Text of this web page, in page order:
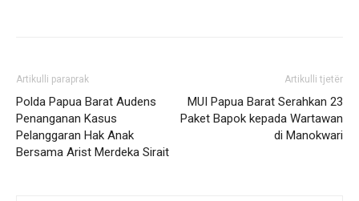
Artikulli paraprak
Polda Papua Barat Audens
Penanganan Kasus
Pelanggaran Hak Anak
Bersama Arist Merdeka Sirait
Artikulli tjetër
MUI Papua Barat Serahkan 23
Paket Bapok kepada Wartawan
di Manokwari